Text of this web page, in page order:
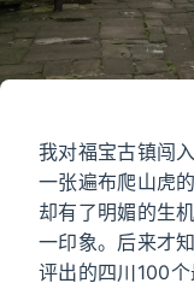
我对福宝古镇闯
一张遍布爬山虎
却有了明媚的生机
一印象。后来才
评出的四川100个